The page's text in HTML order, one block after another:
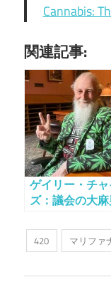
Cannabis:
関連記事:
ゲイリー・チ
ズ：議会の大
420 マリファ